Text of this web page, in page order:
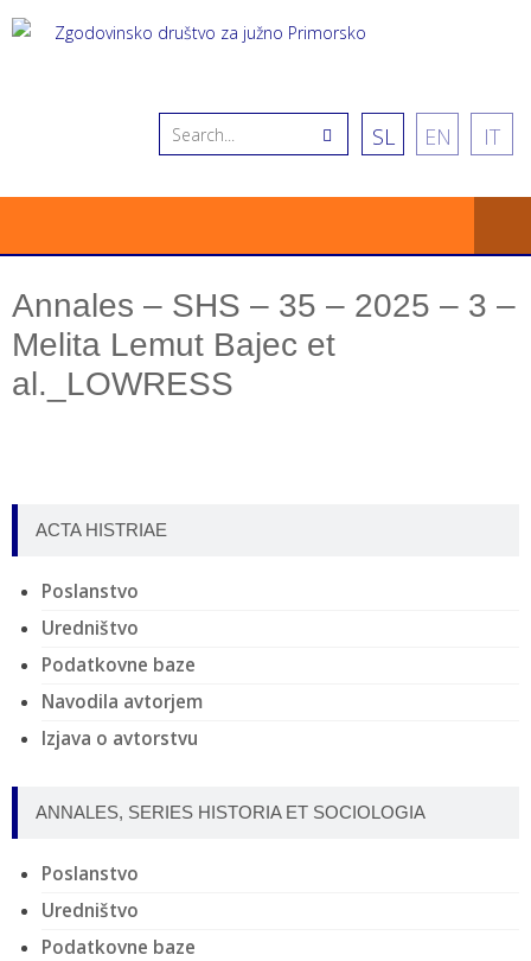
SL EN IT
Annales – SHS – 35 – 2025 – 3 –
Melita Lemut Bajec et
al._LOWRESS
ACTA HISTRIAE
Poslanstvo
Uredništvo
Podatkovne baze
Navodila avtorjem
Izjava o avtorstvu
ANNALES, SERIES HISTORIA ET SOCIOLOGIA
Poslanstvo
Uredništvo
Podatkovne baze